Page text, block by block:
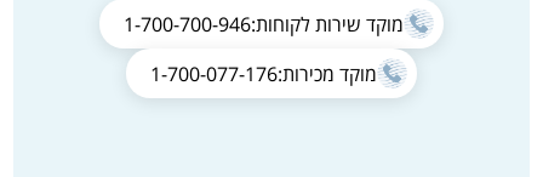
מוקד שירות לקוחות:1-700-700-946
מוקד מכירות:1-700-077-176